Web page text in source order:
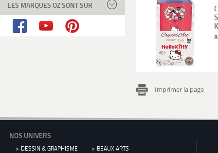
LES MARQUES OZ SONT SUR
Imprimer la page
NOS UNIVERS
DESSIN & GRAPHISME
BEAUX ARTS